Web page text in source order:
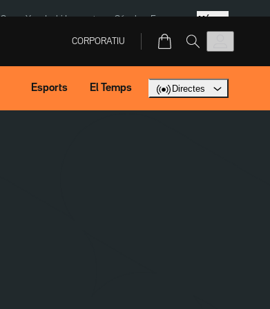
SpaceX Isaki Lacuesta Sánchez Europa Més
CORPORATIU
Esports El Temps Directes